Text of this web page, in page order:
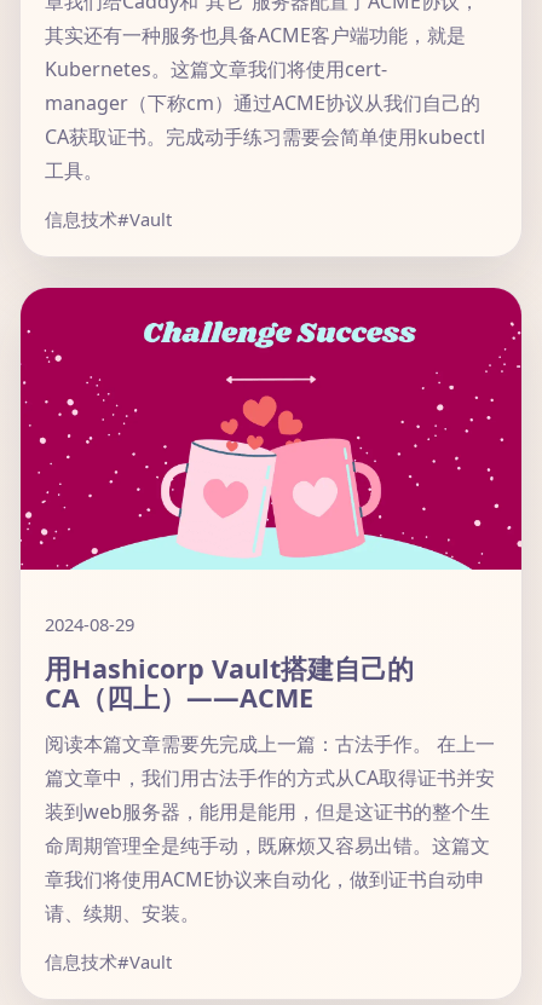
其实还有一种服务也具备ACME客户端功能，就是
Kubernetes。这篇文章我们将使用cert-
manager（下称cm）通过ACME协议从我们自己的
CA获取证书。完成动手练习需要会简单使用kubectl
工具。
信息技术#Vault
2024-08-29
用Hashicorp Vault搭建自己的
CA（四上）——ACME
阅读本篇文章需要先完成上一篇：古法手作。 在上一
篇文章中，我们用古法手作的方式从CA取得证书并安
装到web服务器，能用是能用，但是这证书的整个生
命周期管理全是纯手动，既麻烦又容易出错。这篇文
章我们将使用ACME协议来自动化，做到证书自动申
请、续期、安装。
信息技术#Vault